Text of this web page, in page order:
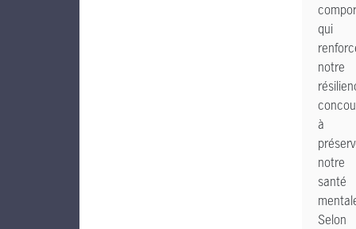
qui
notre
à
notre
santé
Selon